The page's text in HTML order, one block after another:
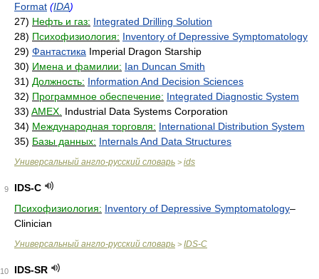
Format (IDA)
27) Нефть и газ: Integrated Drilling Solution
28) Психофизиология: Inventory of Depressive Symptomatology
29) Фантастика Imperial Dragon Starship
30) Имена и фамилии: Ian Duncan Smith
31) Должность: Information And Decision Sciences
32) Программное обеспечение: Integrated Diagnostic System
33) AMEX. Industrial Data Systems Corporation
34) Международная торговля: International Distribution System
35) Базы данных: Internals And Data Structures
Универсальный англо-русский словарь > ids
9
IDS-C
Психофизиология: Inventory of Depressive Symptomatology–
Clinician
Универсальный англо-русский словарь > IDS-C
10
IDS-SR